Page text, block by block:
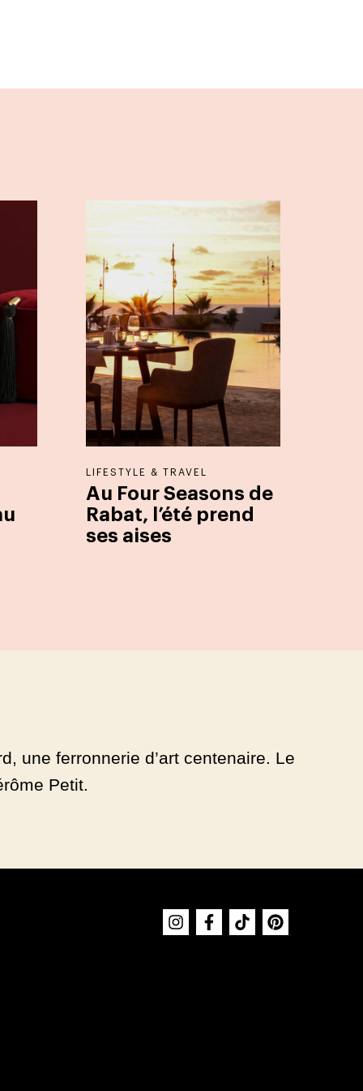
LIFESTYLE & TRAVEL
Au Four Seasons de
Rabat, l’été prend
ses aises
une ferronnerie d’art centenaire. Le
Petit.